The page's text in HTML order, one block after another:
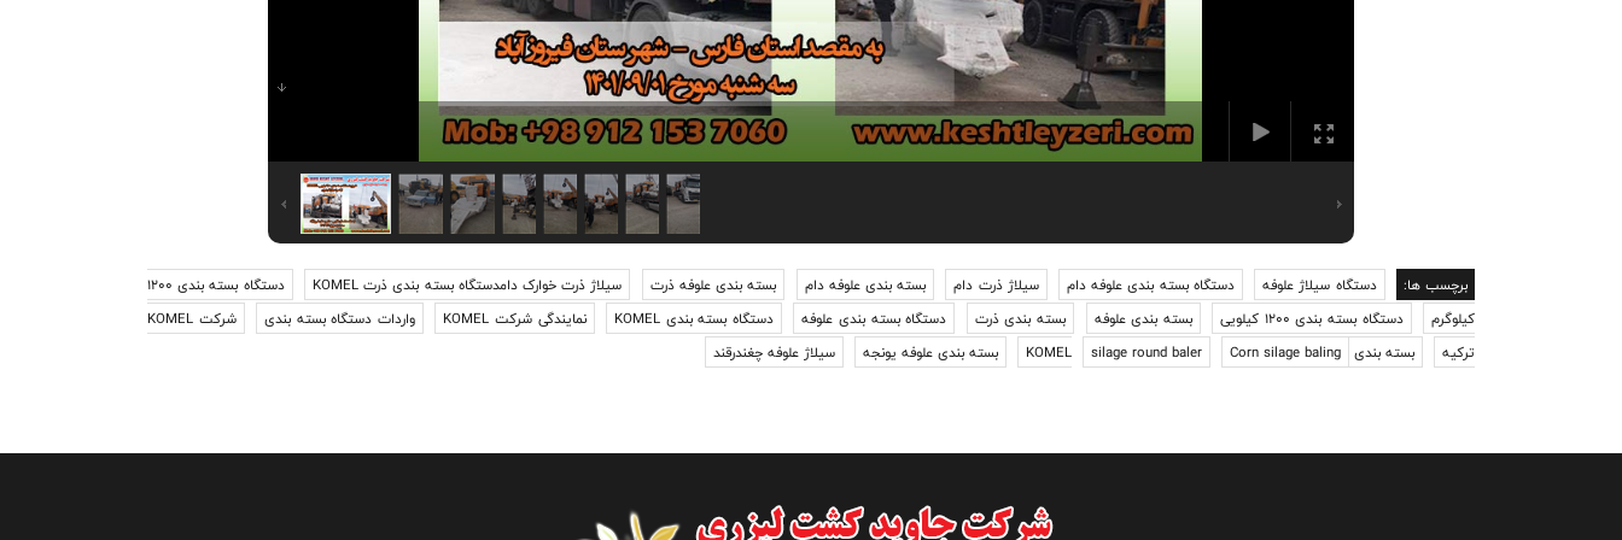
برچسب ها: دستگاه سیلاژ علوفه دستگاه بسته بندی علوفه دام سیلاژ ذرت دام بسته بندی علوفه دام بسته بندی علوفه ذرت سیلاژ ذرت خوارک دامدستگاه بسته بندی ذرت KOMEL
دستگاه بسته بندی 1200
کیلوگرم
دستگاه بسته بندی 1200 کیلویی بسته بندی علوفه بسته بندی ذرت دستگاه بسته بندی علوفه دستگاه بسته بندی KOMEL نمایندگی شرکت KOMEL واردات دستگاه بسته بندی
شرکت KOMEL
ترکیه
بسته بندی KOMEL silage round baler Corn silage baling بسته بندی علوفه یونجه سیلاژ علوفه چغندرقند